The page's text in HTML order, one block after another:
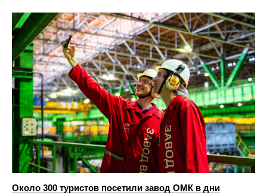
Около 300 туристов посетили завод ОМК в дни